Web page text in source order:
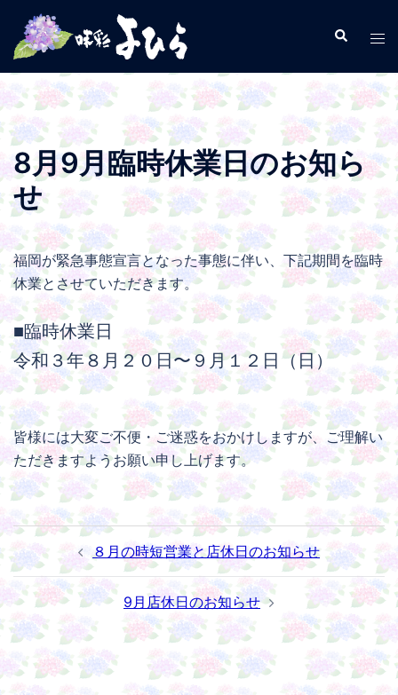
テ
ツ
へ
ス
キ
ッ
プ
検
ト
ル
メ
ニ
ュ
ー
8月9月臨時休業日のお知ら
せ
福岡が緊急事態宣言となった事態に伴い、下記期間を臨時
休業とさせていただきます。
■臨時休業日
令和３年８月２０日〜９月１２日（日）
皆様には大変ご不便・ご迷惑をおかけしますが、ご理解い
ただきますようお願い申し上げます。
投
稿
ナ
ビ
ゲ
ー
８月の時短営業と店休日のお知らせ
9月店休日のお知らせ